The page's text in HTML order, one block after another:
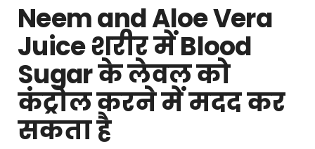
Neem and Aloe Vera
Juice शरीर में Blood
Sugar के लेवल को
कंट्रोल करने में मदद कर
सकता है